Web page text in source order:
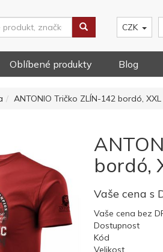
CZK
Oblíbené produkty Blog
ANTONIO Tričko ZLÍN-142 bordó, XXL
bordó,
Vaše cena s
Vaše cena bez
Dostupnost
Kód
Velikost